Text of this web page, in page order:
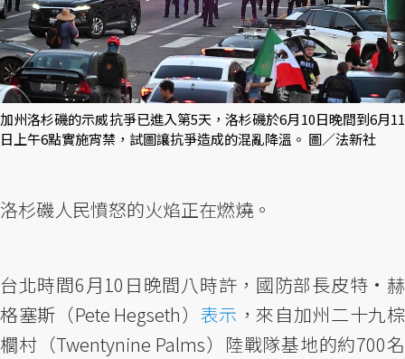
加州洛杉磯的示威抗爭已進入第5天，洛杉磯於6月10日晚間到6月11
日上午6點實施宵禁，試圖讓抗爭造成的混亂降溫。 圖／法新社
洛杉磯人民憤怒的火焰正在燃燒。
台北時間6月10日晚間八時許，國防部長皮特·赫
格塞斯（Pete Hegseth） 表示 ，來自加州二十九棕
櫚村（Twentynine Palms）陸戰隊基地的約700名